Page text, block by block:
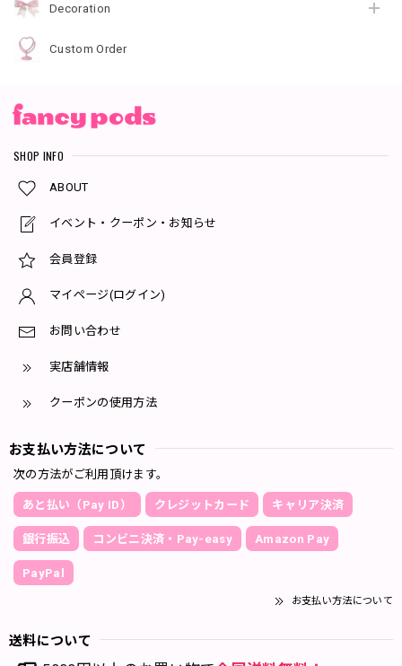
Decoration
Custom Order
SHOP INFO
ABOUT
イベント・クーポン・お知らせ
会員登録
マイページ(ログイン)
お問い合わせ
実店舗情報
クーポンの使用方法
お支払い方法について
次の方法がご利用頂けます。
あと払い（Pay ID） クレジットカード キャリア決済
銀行振込 コンビニ決済・Pay-easy Amazon Pay
PayPal
お支払い方法について
送料について